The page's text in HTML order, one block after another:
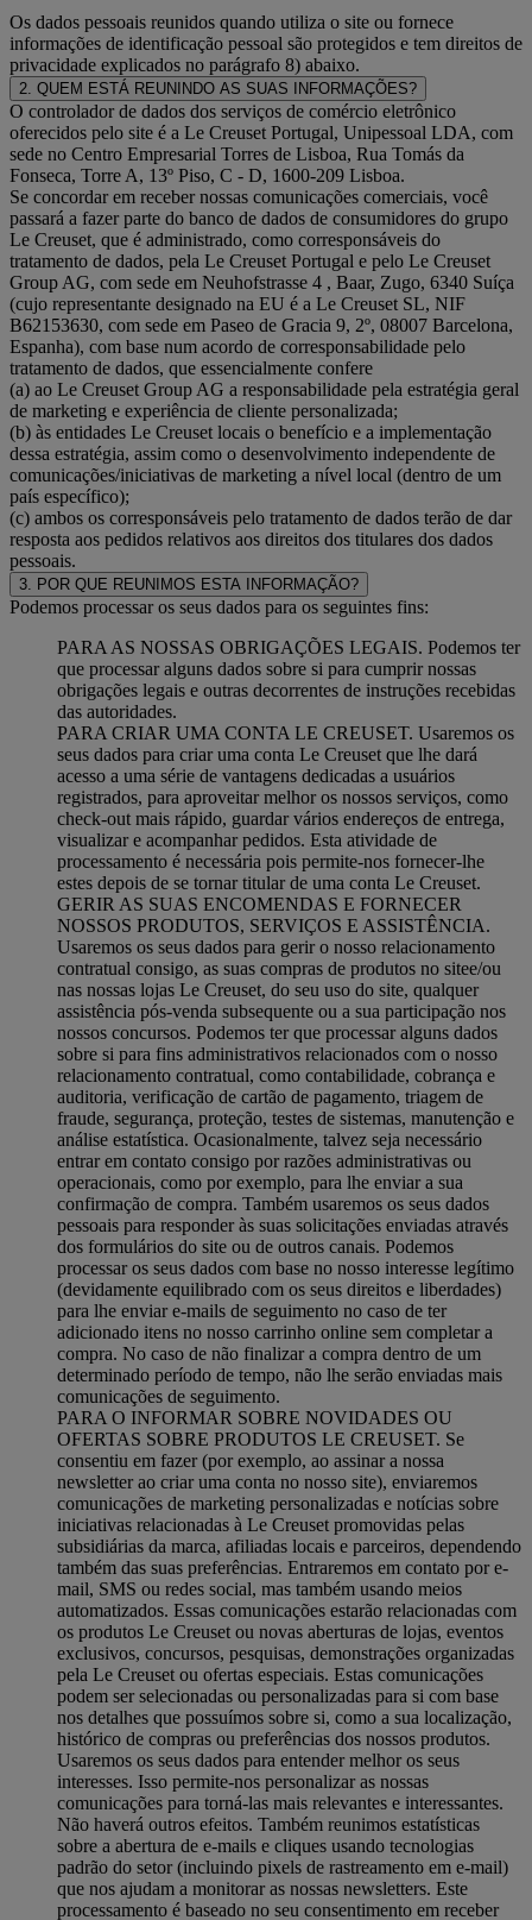
Os dados pessoais reunidos quando utiliza o site ou fornece
informações de identificação pessoal são protegidos e tem direitos de
privacidade explicados no parágrafo 8) abaixo.
2. QUEM ESTÁ REUNINDO AS SUAS INFORMAÇÕES?
O controlador de dados dos serviços de comércio eletrônico
oferecidos pelo site é a Le Creuset Portugal, Unipessoal LDA, com
sede no Centro Empresarial Torres de Lisboa, Rua Tomás da
Fonseca, Torre A, 13º Piso, C - D, 1600-209 Lisboa.
Se concordar em receber nossas comunicações comerciais, você
passará a fazer parte do banco de dados de consumidores do grupo
Le Creuset, que é administrado, como corresponsáveis do
tratamento de dados, pela Le Creuset Portugal e pelo Le Creuset
Group AG, com sede em Neuhofstrasse 4 , Baar, Zugo, 6340 Suíça
(cujo representante designado na EU é a Le Creuset SL, NIF
B62153630, com sede em Paseo de Gracia 9, 2º, 08007 Barcelona,
Espanha), com base num acordo de corresponsabilidade pelo
tratamento de dados, que essencialmente confere
(a) ao Le Creuset Group AG a responsabilidade pela estratégia geral
de marketing e experiência de cliente personalizada;
(b) às entidades Le Creuset locais o benefício e a implementação
dessa estratégia, assim como o desenvolvimento independente de
comunicações/iniciativas de marketing a nível local (dentro de um
país específico);
(c) ambos os corresponsáveis pelo tratamento de dados terão de dar
resposta aos pedidos relativos aos direitos dos titulares dos dados
pessoais.
3. POR QUE REUNIMOS ESTA INFORMAÇÃO?
Podemos processar os seus dados para os seguintes fins:
PARA AS NOSSAS OBRIGAÇÕES LEGAIS. Podemos ter
que processar alguns dados sobre si para cumprir nossas
obrigações legais e outras decorrentes de instruções recebidas
das autoridades.
PARA CRIAR UMA CONTA LE CREUSET. Usaremos os
seus dados para criar uma conta Le Creuset que lhe dará
acesso a uma série de vantagens dedicadas a usuários
registrados, para aproveitar melhor os nossos serviços, como
check-out mais rápido, guardar vários endereços de entrega,
visualizar e acompanhar pedidos. Esta atividade de
processamento é necessária pois permite-nos fornecer-lhe
estes depois de se tornar titular de uma conta Le Creuset.
GERIR AS SUAS ENCOMENDAS E FORNECER
NOSSOS PRODUTOS, SERVIÇOS E ASSISTÊNCIA.
Usaremos os seus dados para gerir o nosso relacionamento
contratual consigo, as suas compras de produtos no sitee/ou
nas nossas lojas Le Creuset, do seu uso do site, qualquer
assistência pós-venda subsequente ou a sua participação nos
nossos concursos. Podemos ter que processar alguns dados
sobre si para fins administrativos relacionados com o nosso
relacionamento contratual, como contabilidade, cobrança e
auditoria, verificação de cartão de pagamento, triagem de
fraude, segurança, proteção, testes de sistemas, manutenção e
análise estatística. Ocasionalmente, talvez seja necessário
entrar em contato consigo por razões administrativas ou
operacionais, como por exemplo, para lhe enviar a sua
confirmação de compra. Também usaremos os seus dados
pessoais para responder às suas solicitações enviadas através
dos formulários do site ou de outros canais. Podemos
processar os seus dados com base no nosso interesse legítimo
(devidamente equilibrado com os seus direitos e liberdades)
para lhe enviar e-mails de seguimento no caso de ter
adicionado itens no nosso carrinho online sem completar a
compra. No caso de não finalizar a compra dentro de um
determinado período de tempo, não lhe serão enviadas mais
comunicações de seguimento.
PARA O INFORMAR SOBRE NOVIDADES OU
OFERTAS SOBRE PRODUTOS LE CREUSET. Se
consentiu em fazer (por exemplo, ao assinar a nossa
newsletter ao criar uma conta no nosso site), enviaremos
comunicações de marketing personalizadas e notícias sobre
iniciativas relacionadas à Le Creuset promovidas pelas
subsidiárias da marca, afiliadas locais e parceiros, dependendo
também das suas preferências. Entraremos em contato por e-
mail, SMS ou redes social, mas também usando meios
automatizados. Essas comunicações estarão relacionadas com
os produtos Le Creuset ou novas aberturas de lojas, eventos
exclusivos, concursos, pesquisas, demonstrações organizadas
pela Le Creuset ou ofertas especiais. Estas comunicações
podem ser selecionadas ou personalizadas para si com base
nos detalhes que possuímos sobre si, como a sua localização,
histórico de compras ou preferências dos nossos produtos.
Usaremos os seus dados para entender melhor os seus
interesses. Isso permite-nos personalizar as nossas
comunicações para torná-las mais relevantes e interessantes.
Não haverá outros efeitos. Também reunimos estatísticas
sobre a abertura de e-mails e cliques usando tecnologias
padrão do setor (incluindo pixels de rastreamento em e-mail)
que nos ajudam a monitorar as nossas newsletters. Este
processamento é baseado no seu consentimento em receber